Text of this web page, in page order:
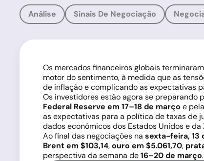
Análise Sinais De Negociação
Os mercados financeiros globais
motor do sentimento, à medida que as
de inflação e complicando as expectativas
Os investidores estão agora se preparando
Federal Reserve em 17–18 de março e pela
as expectativas para a política de taxas de
dados econômicos dos Estados Unidos e da
Ao final das negociações na sexta-feira, 13
Brent em $103,14,ouro em $5.061,70,
perspectiva da semana de16–20 de março.